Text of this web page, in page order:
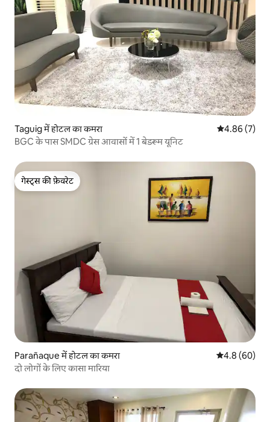
Taguig में होटल का कमरा औसत रेटिंग 5 में
4.86 (7)
BGC के पास SMDC ग्रेस आवासों में 1 बेडरूम यूनिट
गेस्ट्स की फ़ेवरेट
गेस्ट्स की फ़ेवरेट
Parañaque में होटल का कमरा औसत रेटिंग 5 में
4.8 (60)
दो लोगों के लिए कासा मारिया